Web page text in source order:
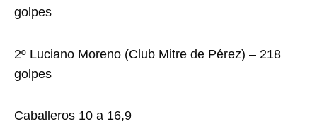
golpes
2º Luciano Moreno (Club Mitre de Pérez) – 218
golpes
Caballeros 10 a 16,9